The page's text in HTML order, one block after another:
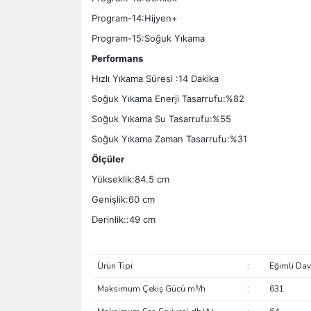
Program-14:Hijyen+
Program-15:Soğuk Yıkama
Performans
Hızlı Yıkama Süresi :14 Dakika
Soğuk Yıkama Enerji Tasarrufu:%82
Soğuk Yıkama Su Tasarrufu:%55
Soğuk Yıkama Zaman Tasarrufu:%31
Ölçüler
Yükseklik:84.5 cm
Genişlik:60 cm
Derinlik::49 cm
Ürün Tipi : Eğimli
Maksimum Çekiş Gücü m³/h : 631